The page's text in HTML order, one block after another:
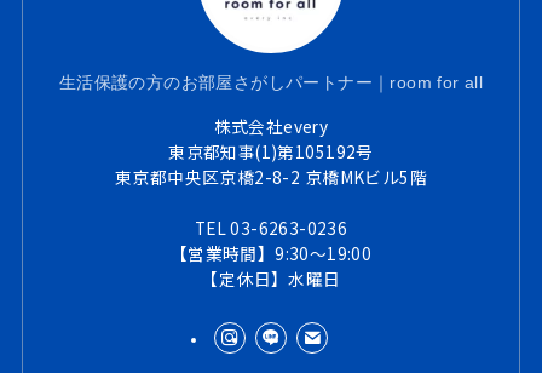
生活保護の方のお部屋さがしパートナー｜room for all
株式会社every
東京都知事(1)第105192号
東京都中央区京橋2-8-2 京橋MKビル5階
TEL 03-6263-0236
【営業時間】9:30～19:00
【定休日】水曜日